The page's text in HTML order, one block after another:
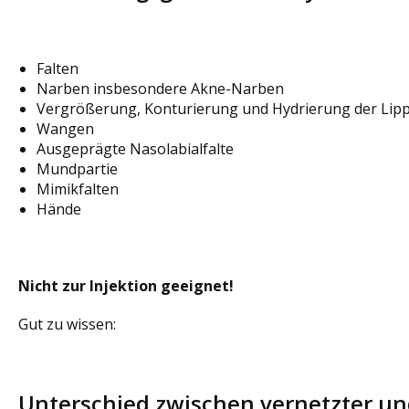
Falten
Narben insbesondere Akne-Narben
Vergrößerung, Konturierung und Hydrierung der
Wangen
Ausgeprägte Nasolabialfalte
Mundpartie
Mimikfalten
Hände
Nicht zur Injektion geeignet!
Gut zu wissen: